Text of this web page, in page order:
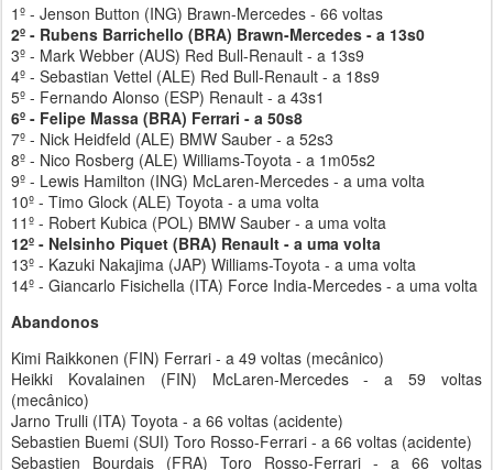
1º - Jenson Button (ING) Brawn-Mercedes - 66 voltas
2º - Rubens Barrichello (BRA) Brawn-Mercedes - a 13s0
3º - Mark Webber (AUS) Red Bull-Renault - a 13s9
4º - Sebastian Vettel (ALE) Red Bull-Renault - a 18s9
5º - Fernando Alonso (ESP) Renault - a 43s1
6º - Felipe Massa (BRA) Ferrari - a 50s8
7º - Nick Heidfeld (ALE) BMW Sauber - a 52s3
8º - Nico Rosberg (ALE) Williams-Toyota - a 1m05s2
9º - Lewis Hamilton (ING) McLaren-Mercedes - a uma volta
10º - Timo Glock (ALE) Toyota - a uma volta
11º - Robert Kubica (POL) BMW Sauber - a uma volta
12º - Nelsinho Piquet (BRA) Renault - a uma volta
13º - Kazuki Nakajima (JAP) Williams-Toyota - a uma volta
14º - Giancarlo Fisichella (ITA) Force India-Mercedes - a uma volta
Abandonos
Kimi Raikkonen (FIN) Ferrari - a 49 voltas (mecânico)
Heikki Kovalainen (FIN) McLaren-Mercedes - a 59 voltas
(mecânico)
Jarno Trulli (ITA) Toyota - a 66 voltas (acidente)
Sebastien Buemi (SUI) Toro Rosso-Ferrari - a 66 voltas (acidente)
Sebastien Bourdais (FRA) Toro Rosso-Ferrari - a 66 voltas